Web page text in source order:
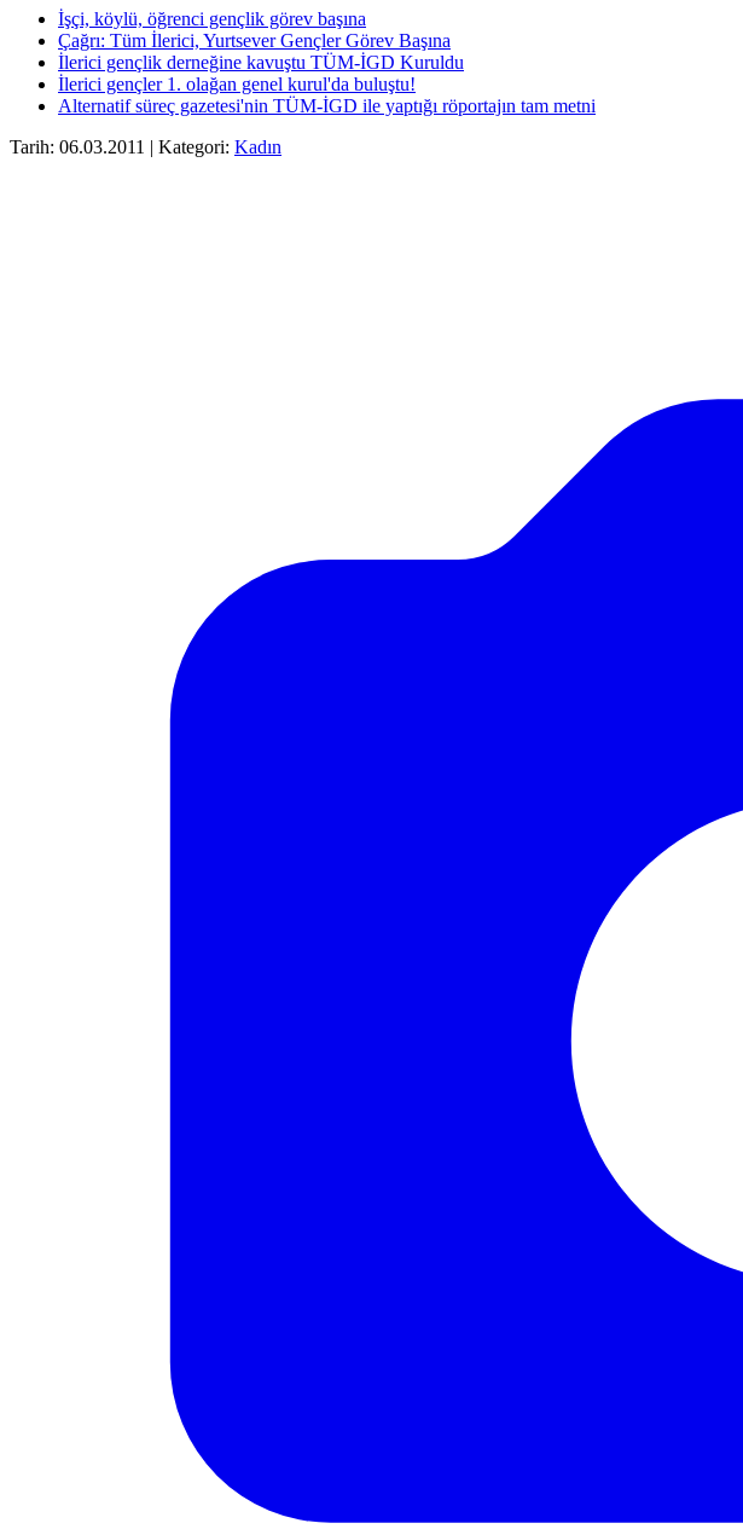
İşçi, köylü, öğrenci gençlik görev başına
Çağrı: Tüm İlerici, Yurtsever Gençler Görev Başına
İlerici gençlik derneğine kavuştu TÜM-İGD Kuruldu
İlerici gençler 1. olağan genel kurul'da buluştu!
Alternatif süreç gazetesi'nin TÜM-İGD ile yaptığı röportajın tam metni
Tarih: 06.03.2011 | Kategori: Kadın